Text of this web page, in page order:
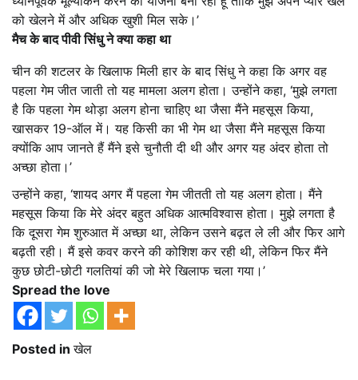
को खेलने में और अधिक खुशी मिल सके।’
मैच के बाद पीवी सिंधु ने क्या कहा था
चीन की शटलर के खिलाफ मिली हार के बाद सिंधु ने कहा कि अगर वह
पहला गेम जीत जाती तो यह मामला अलग होता। उन्होंने कहा, ‘मुझे लगता
है कि पहला गेम थोड़ा अलग होना चाहिए था जैसा मैंने महसूस किया,
खासकर 19-ऑल में। यह किसी का भी गेम था जैसा मैंने महसूस किया
क्योंकि आप जानते हैं मैंने इसे चुनौती दी थी और अगर यह अंदर होता तो
अच्छा होता।’
उन्होंने कहा, ‘शायद अगर मैं पहला गेम जीतती तो यह अलग होता। मैंने
महसूस किया कि मेरे अंदर बहुत अधिक आत्मविश्वास होता। मुझे लगता है
कि दूसरा गेम शुरुआत में अच्छा था, लेकिन उसने बढ़त ले ली और फिर आगे
बढ़ती रही। मैं इसे कवर करने की कोशिश कर रही थी, लेकिन फिर मैंने
कुछ छोटी-छोटी गलतियां की जो मेरे खिलाफ चला गया।’
Spread the love
Posted inखेल